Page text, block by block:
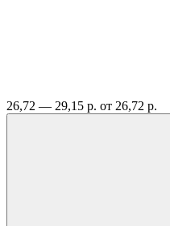
26,72 — 29,15 р. от 26,72 р.